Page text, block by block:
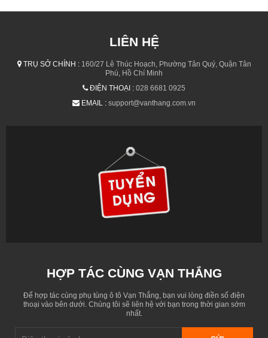
LIÊN HỆ
TRỤ SỞ CHÍNH :160/27 Lê Thúc Hoạch, Phường Tân Quý, Quận Tân
Phú, Hồ Chí Minh
ĐIỆN THOẠI : 028 6681 0925
EMAIL : support@vanthang.com.vn
HỢP TÁC CÙNG VẠN THẮNG
Để hợp tác cùng phụ tùng ô tô Vạn Thắng, bạn vui lòng điền số điện
thoại vào bên dưới. Chúng tôi sẽ liên hệ với bạn trong thời gian sớm
nhất.